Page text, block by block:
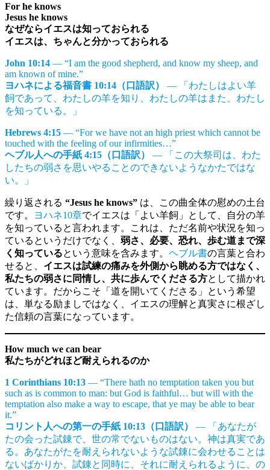
For he knows
Jesus he knows
なぜならイエスは知っておられる
イエスは、ちゃんと分かっておられる
John 10:14 — “I am the good shepherd, and know my sheep, and
am known of mine.”
ヨハネによる福音書 10:14（口語訳）
— 「わたしはよい羊
飼であって、わたしの羊を知り、わたしの羊はまた、わたし
を知っている。」
Hebrews 4:15 — “For we have not an high priest which cannot be
touched with the feeling of our infirmities…”
ヘブル人への手紙 4:15（口語訳）
— 「この大祭司は、わた
したちの弱さを思いやることのできないようなかたではな
い。」
繰り返される “Jesus he knows” は、この曲全体の慰めの土台
です。
ヨハネ10章でイエスは「よい羊飼」として、自分の羊
を知っていると言われます。これは、ただ名前や状況を知っ
ているというだけでなく、 弱さ、必要、恐れ、歩む道まで深
く知っているという意味を含みます。 ヘブル書の言葉と合わ
せると、 イエスは試練の痛みを外側から眺める方ではなく、
私たちの弱さに同情し、共に歩んでくださる方として描かれ
ています。だからこそ「道を開いてくださる」という希望
は、単なる励ましではなく、イエスの理解と真実さに根ざし
た信頼の言葉になっています。
How much we can bear
私たちがどれほど耐えられるのか
1 Corinthians 10:13 — “There hath no temptation taken you but
such as is common to man: but God is faithful… but will with the
temptation also make a way to escape, that ye may be able to bear
it.”
コリント人への第一の手紙 10:13（口語訳）
— 「あなたが
たの会った試錬で、世の常でないものはない。神は真実であ
る。あなたがたを耐えられないような試錬に会わせることは
ないばかりか、試錬と同時に、それに耐えられるように、の